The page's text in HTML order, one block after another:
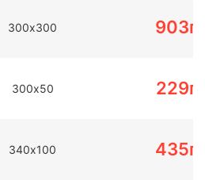
300х300 903
300х50 229
340х100 435